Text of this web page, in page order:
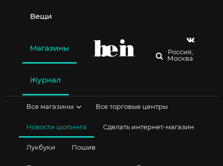
содержимому
Вещи
Магазины
Журнал
Россия,
Москва
Все магазины Все торговые центры
Новости шопинга Сделать интернет-магазин
Лукбуки Пошив